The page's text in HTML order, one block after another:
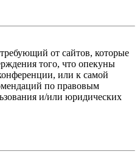
от сайтов, которые
того, что опекуны
или к самой
по правовым
и/или юридических